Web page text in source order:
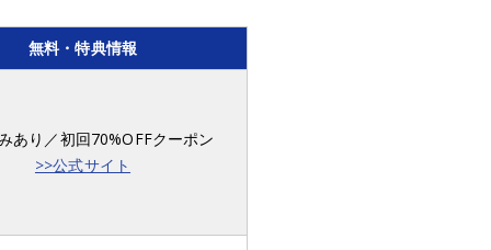
無料・特典情報
あり／初回70%OFFクーポン
>>公式サイト